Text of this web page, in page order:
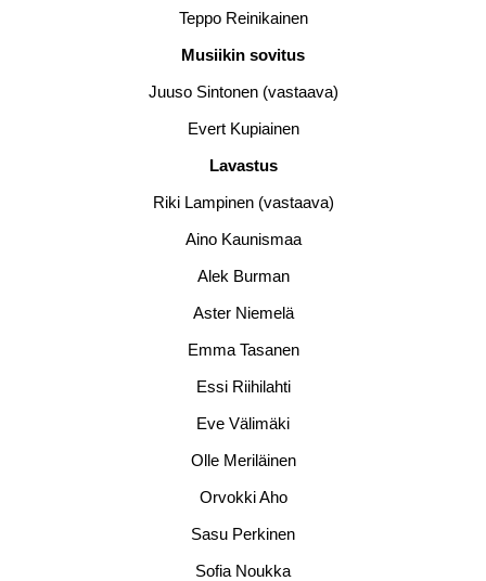
Teppo Reinikainen
Musiikin sovitus
Juuso Sintonen (vastaava)
Evert Kupiainen
Lavastus
Riki Lampinen (vastaava)
Aino Kaunismaa
Alek Burman
Aster Niemelä
Emma Tasanen
Essi Riihilahti
Eve Välimäki
Olle Meriläinen
Orvokki Aho
Sasu Perkinen
Sofia Noukka